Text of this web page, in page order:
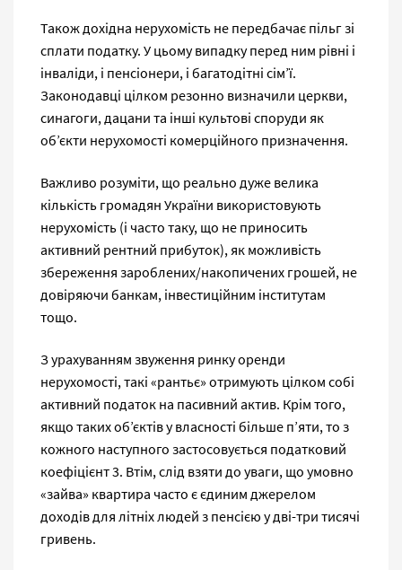
Також дохідна нерухомість не передбачає пільг зі
сплати податку. У цьому випадку перед ним рівні і
інваліди, і пенсіонери, і багатодітні сім’ї.
Законодавці цілком резонно визначили церкви,
синагоги, дацани та інші культові споруди як
об’єкти нерухомості комерційного призначення.
Важливо розуміти, що реально дуже велика
кількість громадян України використовують
нерухомість (і часто таку, що не приносить
активний рентний прибуток), як можливість
збереження зароблених/накопичених грошей, не
довіряючи банкам, інвестиційним інститутам
тощо.
З урахуванням звуження ринку оренди
нерухомості, такі «рантьє» отримують цілком собі
активний податок на пасивний актив. Крім того,
якщо таких об’єктів у власності більше п’яти, то з
кожного наступного застосовується податковий
коефіцієнт 3. Втім, слід взяти до уваги, що умовно
«зайва» квартира часто є єдиним джерелом
доходів для літніх людей з пенсією у дві-три тисячі
гривень.